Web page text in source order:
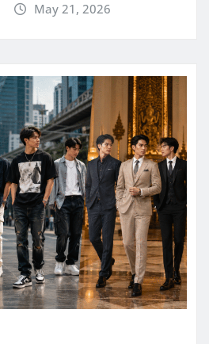
May 21, 2026